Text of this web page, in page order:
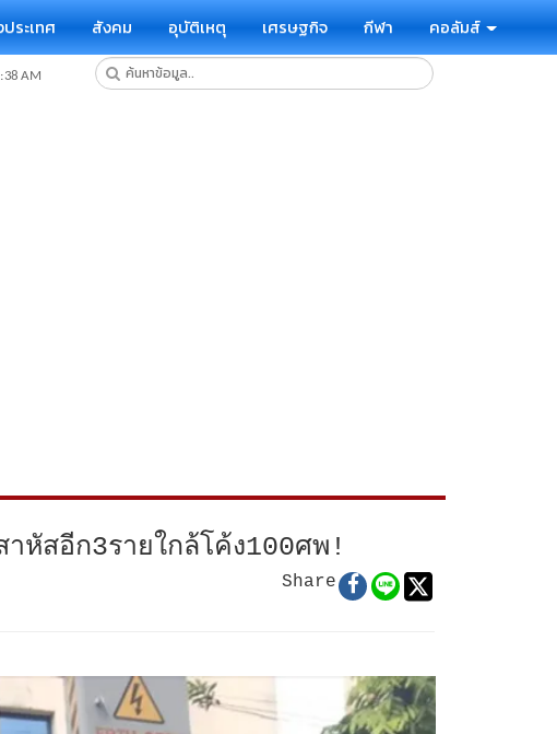
ระเทศ สังคม อุบัติเหตุ เศรษฐกิจ กีฬา คอลัมส์
หัสอีก3รายใกล้โค้ง100ศพ!
Share